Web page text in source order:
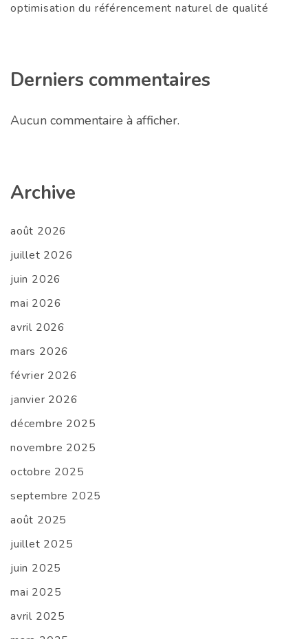
optimisation du référencement naturel de qualité
Derniers commentaires
Aucun commentaire à afficher.
Archive
août 2026
juillet 2026
juin 2026
mai 2026
avril 2026
mars 2026
février 2026
janvier 2026
décembre 2025
novembre 2025
octobre 2025
septembre 2025
août 2025
juillet 2025
juin 2025
mai 2025
avril 2025